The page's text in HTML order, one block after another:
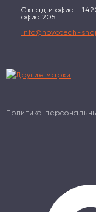
Склад и офис -
офис 205
info@novotech-
Политика